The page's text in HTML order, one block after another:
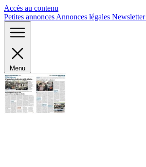
Accès au contenu
Petites annonces Annonces légales Newsletter
Menu
Panneau de gestion des cookies